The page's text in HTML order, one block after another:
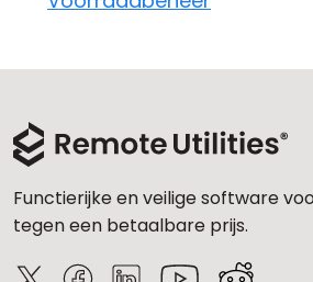
Functierijke en veilige software
tegen een betaalbare prijs.